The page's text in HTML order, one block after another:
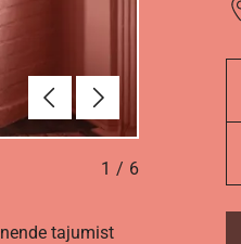
EelmineJärgmine
1 / 6
tajumist